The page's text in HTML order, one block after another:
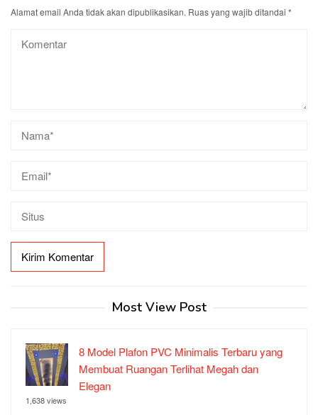
Alamat email Anda tidak akan dipublikasikan. Ruas yang wajib ditandai *
Most View Post
8 Model Plafon PVC Minimalis Terbaru yang
Membuat Ruangan Terlihat Megah dan
Elegan
1,638 views